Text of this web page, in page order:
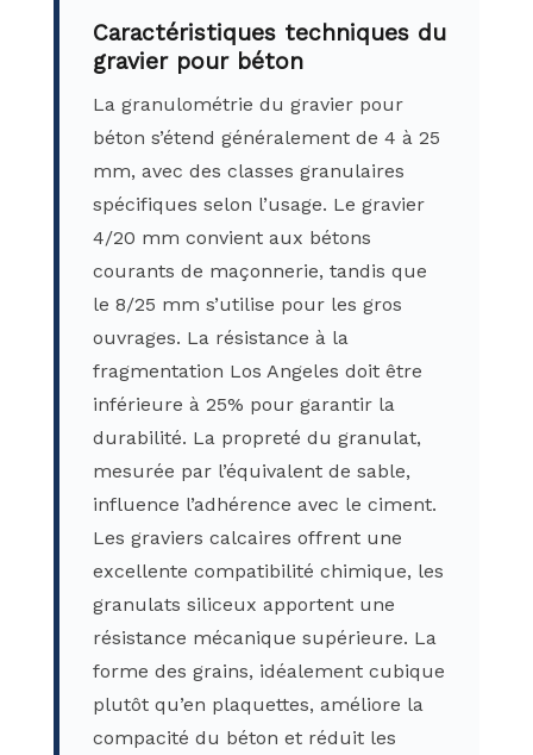
Caractéristiques techniques du
gravier pour béton
La granulométrie du gravier pour
béton s’étend généralement de 4 à 25
mm, avec des classes granulaires
spécifiques selon l’usage. Le gravier
4/20 mm convient aux bétons
courants de maçonnerie, tandis que
le 8/25 mm s’utilise pour les gros
ouvrages. La résistance à la
fragmentation Los Angeles doit être
inférieure à 25% pour garantir la
durabilité. La propreté du granulat,
mesurée par l’équivalent de sable,
influence l’adhérence avec le ciment.
Les graviers calcaires offrent une
excellente compatibilité chimique, les
granulats siliceux apportent une
résistance mécanique supérieure. La
forme des grains, idéalement cubique
plutôt qu’en plaquettes, améliore la
compacité du béton et réduit les